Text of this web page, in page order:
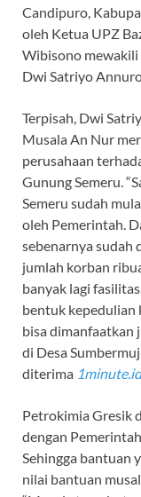
Candipuro,
oleh Ketua UPZ
Wibisono
Dwi Satriyo
Terpisah, Dwi
Musala An Nur
perusahaan
Gunung Semeru.
Semeru sudah
oleh Pemerintah.
sebenarnya sudah
jumlah korban
banyak lagi
bentuk kepedulian
bisa dimanfaatkan
di Desa
diterima 1minute.id
Petrokimia Gresik
dengan
Sehingga bantuan
nilai bantuan